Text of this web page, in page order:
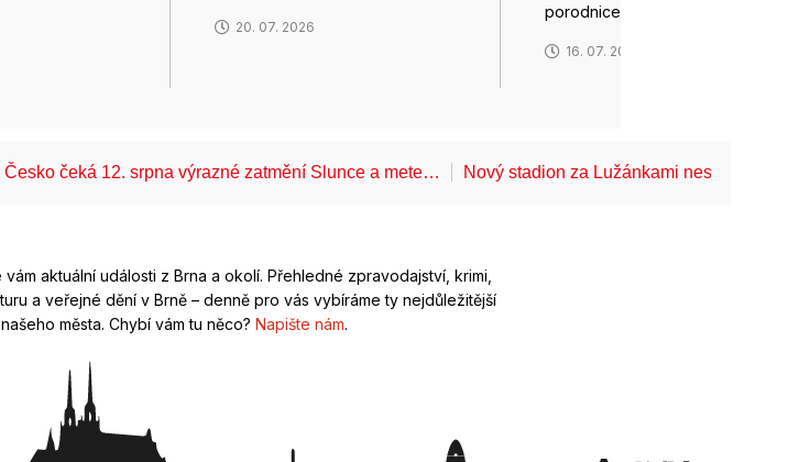
20. 07. 2026
porodnice…
16. 07. 2026
Česko čeká 12. srpna výrazné zatmění Slunce a mete… Nový stadion za Lužánkami nesmí mít dle
vám aktuální události z Brna a okolí. Přehledné zpravodajství, krimi,
a veřejné dění v Brně – denně pro vás vybíráme ty nejdůležitější
města. Chybí vám tu něco? Napište nám.